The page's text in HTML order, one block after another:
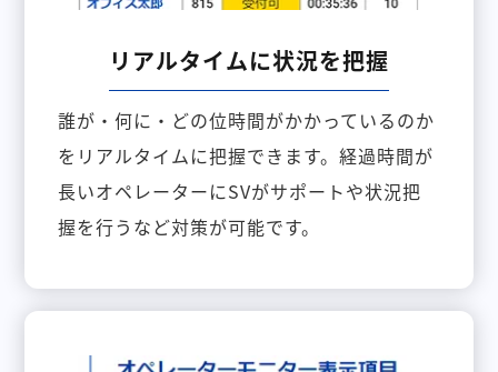
リアルタイムに状況を把握
誰が・何に・どの位時間がかかっているのか
をリアルタイムに把握できます。経過時間が
長いオペレーターにSVがサポートや状況把
握を行うなど対策が可能です。